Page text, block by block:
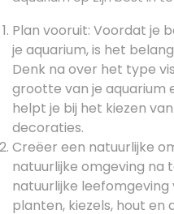
Plan vooruit: Voordat je
je aquarium, is het
Denk na over het type
grootte van je aquarium
helpt je bij het kiezen
decoraties.
Creëer een natuurlijke
natuurlijke omgeving na
natuurlijke leefomgeving
planten, kiezels, hout en